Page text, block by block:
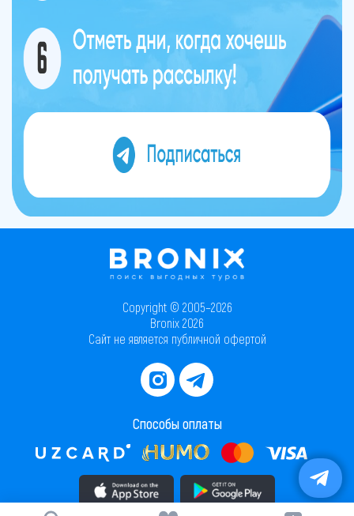
Copyright © 2005–2026
Bronix 2026
Сайт не является публичной офертой
Способы оплаты
Скачать приложение в AppStore Скачать приложение в PlayMarket